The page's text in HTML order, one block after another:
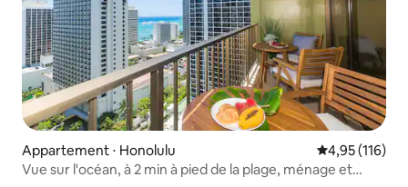
Appartement ⋅ Honolulu Évaluation
4,95 (116)
Vue sur l'océan, à 2 min à pied de la plage, ménage et